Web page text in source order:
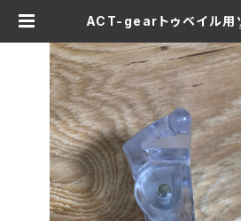
ACT-gearトゥベイル用
gsnow web